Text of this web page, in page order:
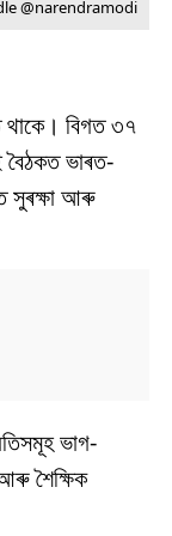
@narendramodi
থাকে। বিগত ৩৭
বৈঠকত ভাৰত-
সুৰক্ষা আৰু
ভাগ-
শৈক্ষিক